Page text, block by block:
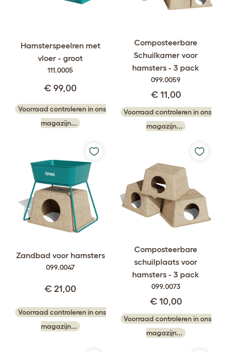
Hamsterspeelren met
vloer - groot
111.0005
€ 99,00
Voorraad controleren in ons
magazijn...
Composteerbare
Schuilkamer voor
hamsters - 3 pack
099.0059
€ 11,00
Voorraad controleren in ons
magazijn...
Zandbad voor hamsters
099.0047
€ 21,00
Voorraad controleren in ons
magazijn...
Composteerbare
schuilplaats voor
hamsters - 3 pack
099.0073
€ 10,00
Voorraad controleren in ons
magazijn...